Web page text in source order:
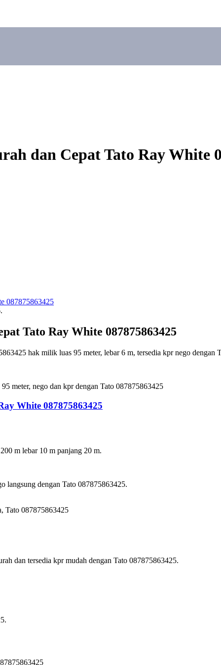
dan Cepat Tato Ray White
Tato Ray White 087875863425
hak milik luas 95 meter, lebar 6 m, tersedia kpr nego dengan
meter, nego dan kpr dengan Tato 087875863425
White 087875863425
m lebar 10 m panjang 20 m.
langsung dengan Tato 087875863425.
Tato 087875863425
dan tersedia kpr mudah dengan Tato 087875863425.